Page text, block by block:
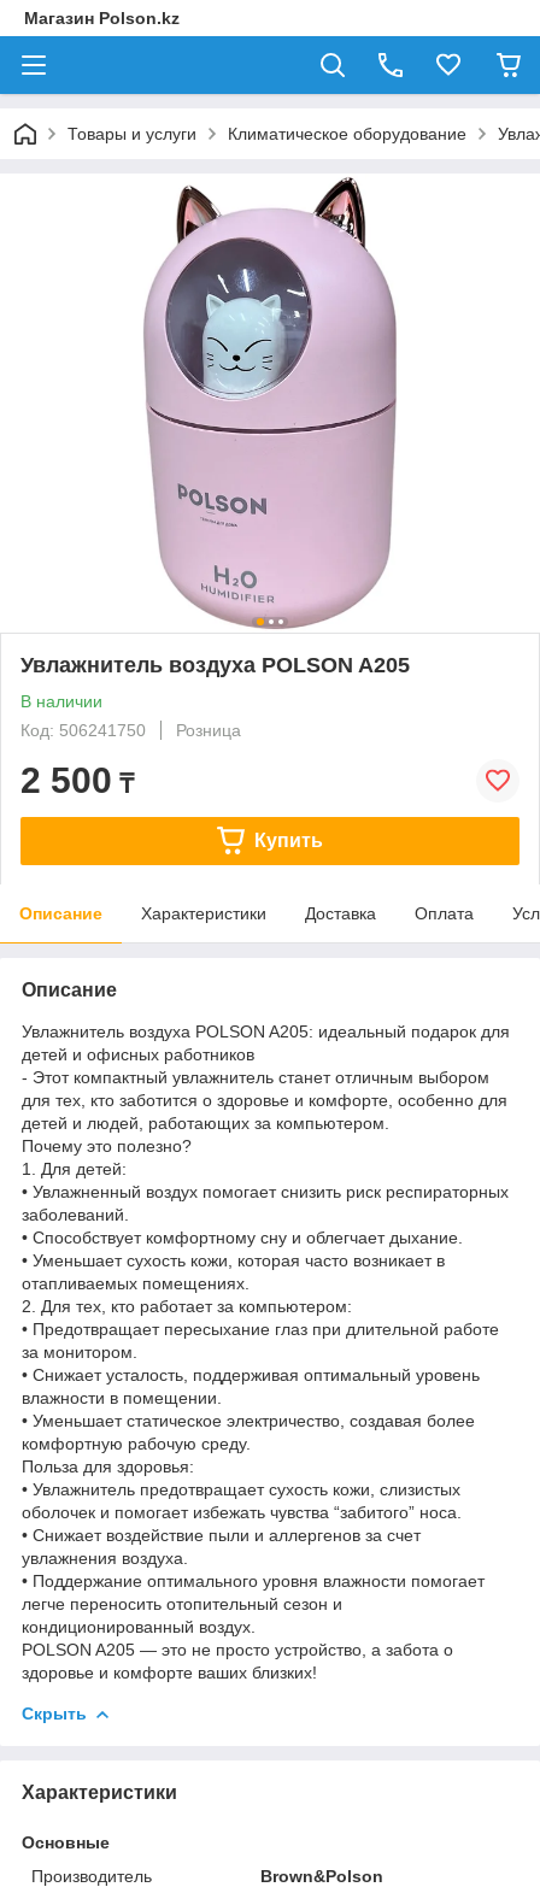
Магазин Polson.kz
Товары и услуги Климатическое оборудование
Увлажнитель воздуха POLSON A205
В наличии
Код: 506241750
Розница
2 500 ₸
Купить
Описание Характеристики Доставка Оплата
Описание
Увлажнитель воздуха POLSON A205: идеальный подарок для
детей и офисных работников
- Этот компактный увлажнитель станет отличным выбором
для тех, кто заботится о здоровье и комфорте, особенно для
детей и людей, работающих за компьютером.
Почему это полезно?
1. Для детей:
• Увлажненный воздух помогает снизить риск респираторных
заболеваний.
• Способствует комфортному сну и облегчает дыхание.
• Уменьшает сухость кожи, которая часто возникает в
отапливаемых помещениях.
2. Для тех, кто работает за компьютером:
• Предотвращает пересыхание глаз при длительной работе
за монитором.
• Снижает усталость, поддерживая оптимальный уровень
влажности в помещении.
• Уменьшает статическое электричество, создавая более
комфортную рабочую среду.
Польза для здоровья:
• Увлажнитель предотвращает сухость кожи, слизистых
оболочек и помогает избежать чувства “забитого” носа.
• Снижает воздействие пыли и аллергенов за счет
увлажнения воздуха.
• Поддержание оптимального уровня влажности помогает
легче переносить отопительный сезон и
кондиционированный воздух.
POLSON A205 — это не просто устройство, а забота о
здоровье и комфорте ваших близких!
Скрыть
Характеристики
Основные
Производитель
Brown&Polson